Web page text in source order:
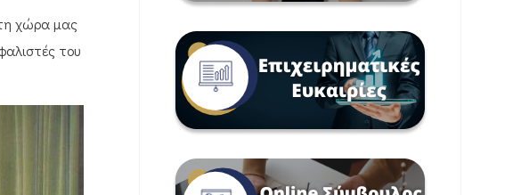
χώρα μας
του